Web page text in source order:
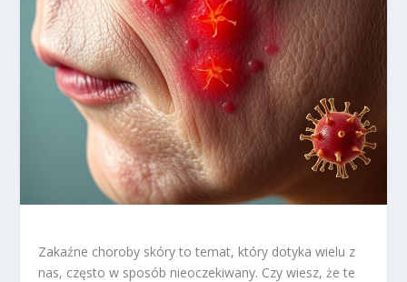
Zakaźne choroby skóry to temat, który dotyka wielu z
nas, często w sposób nieoczekiwany. Czy wiesz, że te